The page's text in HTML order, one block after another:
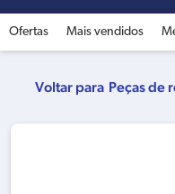
Ofertas Mais vendidos
Peças de